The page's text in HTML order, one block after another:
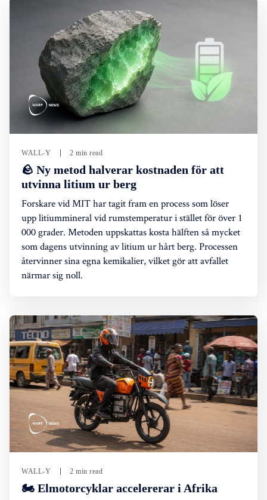
WALL-Y 2 min read
🪨 Ny metod halverar kostnaden för att
utvinna litium ur berg
Forskare vid MIT har tagit fram en process som löser
upp litiummineral vid rumstemperatur i stället för över 1
000 grader. Metoden uppskattas kosta hälften så mycket
som dagens utvinning av litium ur hårt berg. Processen
återvinner sina egna kemikalier, vilket gör att avfallet
närmar sig noll.
WALL-Y 2 min read
🏍️ Elmotorcyklar accelererar i Afrika